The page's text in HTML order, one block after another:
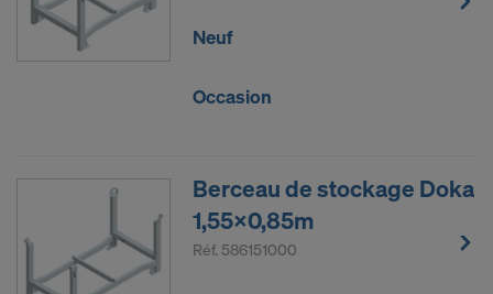
Neuf
Occasion
Berceau de stockage Doka
1,55x0,85m
Réf. 586151000